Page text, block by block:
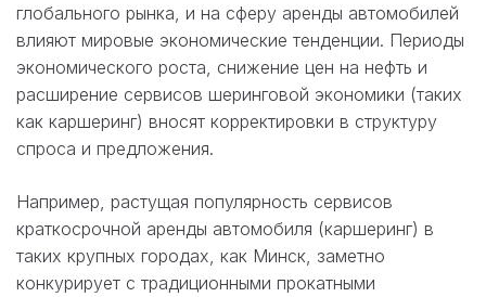
глобального рынка, и на сферу аренды автомобилей
влияют мировые экономические тенденции. Периоды
экономического роста, снижение цен на нефть и
расширение сервисов шеринговой экономики (таких
как каршеринг) вносят корректировки в структуру
спроса и предложения.
Например, растущая популярность сервисов
краткосрочной аренды автомобиля (каршеринг) в
таких крупных городах, как Минск, заметно
конкурирует с традиционными прокатными